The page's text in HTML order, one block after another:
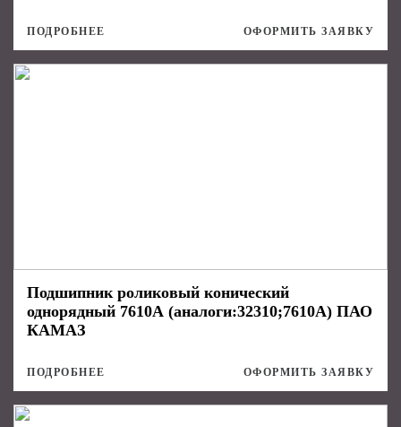
ПОДРОБНЕЕ ОФОРМИТЬ ЗАЯВКУ
Подшипник роликовый конический
однорядный 7610А (аналоги:32310;7610А) ПАО
КАМАЗ
ПОДРОБНЕЕ ОФОРМИТЬ ЗАЯВКУ